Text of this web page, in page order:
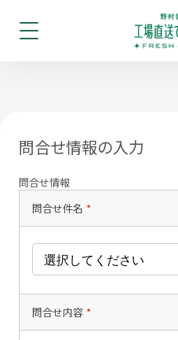
問合せ情報の入力
問合せ情報
問合せ件名 *
問合せ内容 *